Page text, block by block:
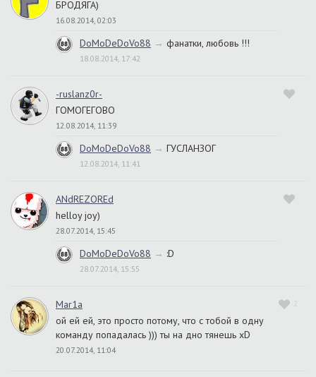
БРОДЯГА)
16.08.2014, 02:03
DoMoDeDoVo88 → фанатки, любовь !!!
18.08.2014, 17:42
-ruslanz0r-
ГОМОГЕГОВО
12.08.2014, 11:39
DoMoDeDoVo88 → ГУСЛАНЗОГ
12.08.2014, 11:41
ANdREZOREd
helloy joy)
28.07.2014, 15:45
DoMoDeDoVo88 → :D
28.07.2014, 15:55
2
Mar1a
ой ей ей, это просто потому, что с тобой в одну
команду попадалась ))) ты на дно тянешь xD
20.07.2014, 11:04